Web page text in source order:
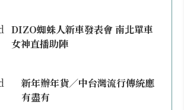
DIZO蜘蛛人新車發表會 南北單車
女神直播助陣
新年辦年貨／中台灣流行傳統應
有盡有